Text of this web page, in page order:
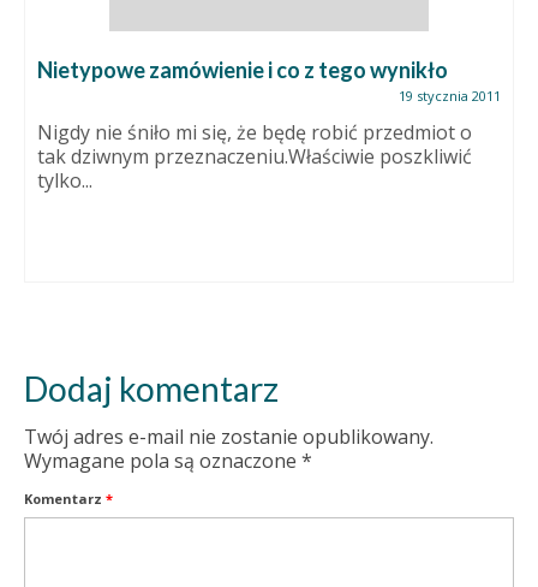
Nietypowe zamówienie i co z tego wynikło
19 stycznia 2011
Nigdy nie śniło mi się, że będę robić przedmiot o
tak dziwnym przeznaczeniu.Właściwie poszkliwić
tylko...
Dodaj komentarz
Twój adres e-mail nie zostanie opublikowany.
Wymagane pola są oznaczone *
Komentarz *